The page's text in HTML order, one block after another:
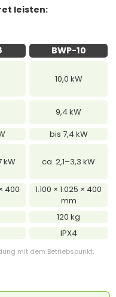
leisten:
BWP-10
10,0 kW
9,4 kW
bis 7,4 kW
kW ca. 2,1–3,3 kW
400
1.100 × 1.025 × 400
mm
120 kg
IPX4
mit dem Betriebspunkt,